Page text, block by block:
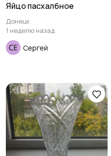
Яйцо пасхалбное
Донецк
1 неделю назад
Сергей